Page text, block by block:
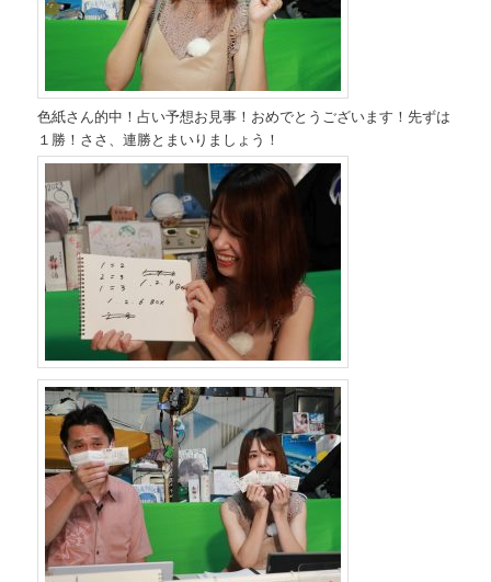
色紙さん的中！占い予想お見事！おめでとうございます！先ずは
１勝！ささ、連勝とまいりましょう！